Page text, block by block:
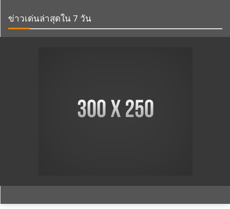
ข่าวเด่นล่าสุดใน 7 วัน